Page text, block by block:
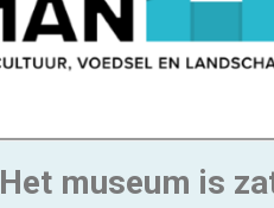
Het museum is